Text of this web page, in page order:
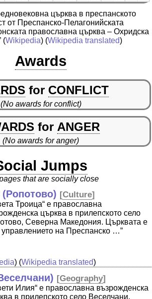
църква в преспанското
от Преспанско-Пелагонийската
православна църква – Охридска
(Wikipedia) (Wikipedia translated)
Awards
for CONFLICT
(No awards for conflict)
for ANGER
(No awards for anger)
Jumps
that are socially close
[Culture]
Троица“ е православна
църква в прилепското село
Северна Македония. Църквата е
управлението на Преспанско …”
) (Wikipedia translated)
[Geography]
Илия“ е православна възрожденска
в прилепското село Веселчани,